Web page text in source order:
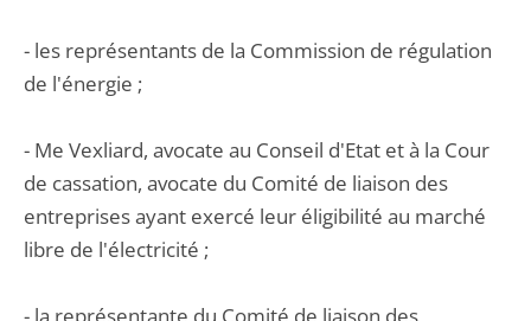
- les représentants de la Commission de régulation
de l'énergie ;
- Me Vexliard, avocate au Conseil d'Etat et à la Cour
de cassation, avocate du Comité de liaison des
entreprises ayant exercé leur éligibilité au marché
libre de l'électricité ;